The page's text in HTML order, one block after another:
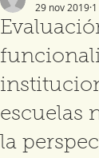
escuelas
la
29 nov 2019